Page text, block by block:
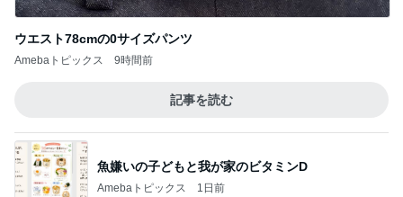
ウエスト78cmの0サイズパンツ
Amebaトピックス 9時間前
記事を読む
魚嫌いの子どもと我が家のビタミンD
Amebaトピックス 1日前